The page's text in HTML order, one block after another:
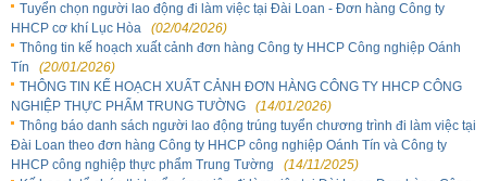
Tuyển chọn người lao động đi làm việc tại Đài Loan - Đơn hàng Công ty
HHCP cơ khí Lục Hòa
(02/04/2026)
Thông tin kế hoạch xuất cảnh đơn hàng Công ty HHCP Công nghiệp Oánh
Tín
(20/01/2026)
THÔNG TIN KẾ HOẠCH XUẤT CẢNH ĐƠN HÀNG CÔNG TY HHCP CÔNG
NGHIỆP THỰC PHẨM TRUNG TƯỜNG
(14/01/2026)
Thông báo danh sách người lao động trúng tuyển chương trình đi làm việc tại
Đài Loan theo đơn hàng Công ty HHCP công nghiệp Oánh Tín và Công ty
HHCP công nghiệp thực phẩm Trung Tường
(14/11/2025)